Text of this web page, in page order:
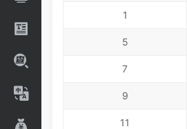
1
5
7
9
11